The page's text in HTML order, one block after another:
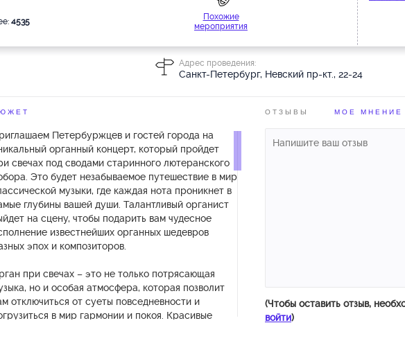
4535
Похожие
мероприятия
Адрес проведения:
Санкт-Петербург, Невский пр-кт., 22-24
Петербуржцев и гостей города на
органный концерт, который пройдет
свечах под сводами старинного лютеранского
Это будет незабываемое путешествие в мир
музыки, где каждая нота проникнет в
глубины вашей души. Талантливый органист
на сцену, чтобы подарить вам чудесное
известнейших органных шедевров
эпох и композиторов.
при свечах – это не только потрясающая
но и особая атмосфера, которая позволит
отключиться от суеты повседневности и
в мир гармонии и покоя. Красивые
ОТЗЫВЫ МОЕ МНЕНИЕ
(Чтобы оставить отзыв,
войти)